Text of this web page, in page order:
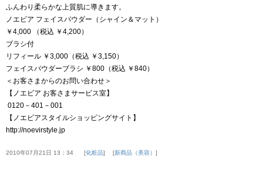
ふんわり柔らかな上質肌に導きます。
ノエビア フェイスパウダー（シャイン＆マット）
￥4,000 （税込 ￥4,200）
ブラシ付
リフィール ￥3,000（税込 ￥3,150）
フェイスパウダーブラシ ￥800（税込 ￥840）
＜お客さまからのお問い合わせ＞
【ノエビア お客さまサービス室】
0120－401－001
【ノエビアスタイルショッピングサイト】
http://noevirstyle.jp
2010年07月21日 13：34 化粧品 新商品（美容）